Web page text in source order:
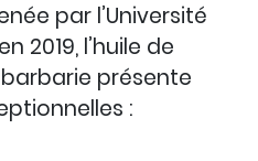
par l’Université
2019, l’huile de
présente
: